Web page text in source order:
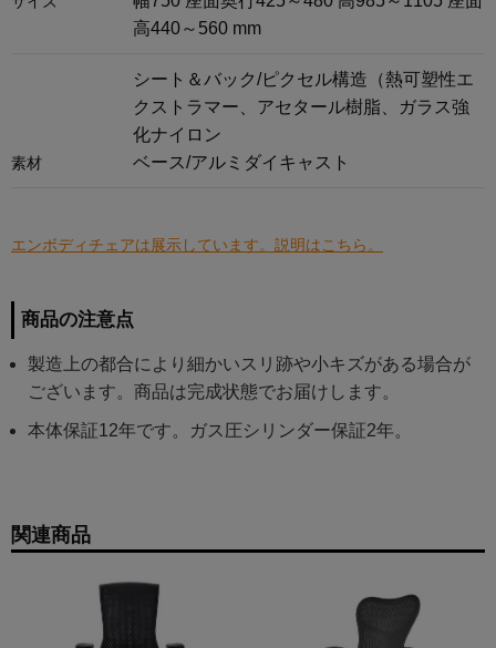
高440～560 mm
素材
シート＆バック/ピクセル構造（熱可塑性エ
クストラマー、アセタール樹脂、ガラス強
化ナイロン
ベース/アルミダイキャスト
エンボディチェアは展示しています。説明はこちら。
商品の注意点
製造上の都合により細かいスリ跡や小キズがある場合が
ございます。商品は完成状態でお届けします。
本体保証12年です。ガス圧シリンダー保証2年。
関連商品